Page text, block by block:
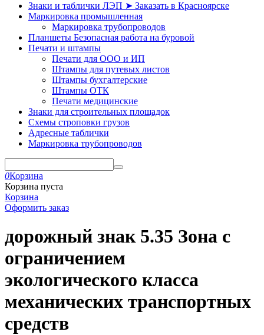
Знаки и таблички ЛЭП ➤ Заказать в Красноярске
Маркировка промышленная
Маркировка трубопроводов
Планшеты Безопасная работа на буровой
Печати и штампы
Печати для ООО и ИП
Штампы для путевых листов
Штампы бухгалтерские
Штампы ОТК
Печати медицинские
Знаки для строительных площадок
Схемы строповки грузов
Адресные таблички
Маркировка трубопроводов
0Корзина
Корзина пуста
Корзина
Оформить заказ
дорожный знак 5.35 Зона с
ограничением
экологического класса
механических транспортных
средств